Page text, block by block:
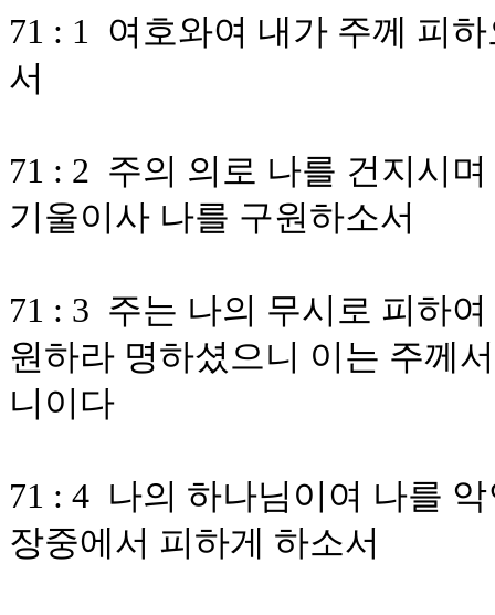
71 : 1 여호와여 내가 주께 피
서
71 : 2 주의 의로 나를 건지시
기울이사 나를 구원하소서
71 : 3 주는 나의 무시로 피하
원하라 명하셨으니 이는 주께
니이다
71 : 4 나의 하나님이여 나를
장중에서 피하게 하소서